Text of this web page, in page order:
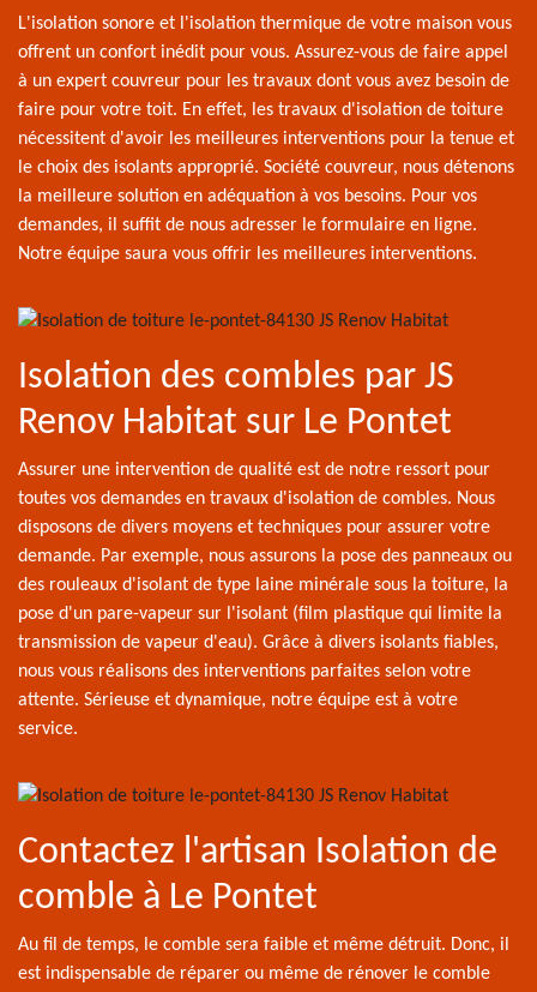
L'isolation sonore et l'isolation thermique de votre maison vous
offrent un confort inédit pour vous. Assurez-vous de faire appel
à un expert couvreur pour les travaux dont vous avez besoin de
faire pour votre toit. En effet, les travaux d'isolation de toiture
nécessitent d'avoir les meilleures interventions pour la tenue et
le choix des isolants approprié. Société couvreur, nous détenons
la meilleure solution en adéquation à vos besoins. Pour vos
demandes, il suffit de nous adresser le formulaire en ligne.
Notre équipe saura vous offrir les meilleures interventions.
Isolation des combles par JS
Renov Habitat sur Le Pontet
Assurer une intervention de qualité est de notre ressort pour
toutes vos demandes en travaux d'isolation de combles. Nous
disposons de divers moyens et techniques pour assurer votre
demande. Par exemple, nous assurons la pose des panneaux ou
des rouleaux d'isolant de type laine minérale sous la toiture, la
pose d'un pare-vapeur sur l'isolant (film plastique qui limite la
transmission de vapeur d'eau). Grâce à divers isolants fiables,
nous vous réalisons des interventions parfaites selon votre
attente. Sérieuse et dynamique, notre équipe est à votre
service.
Contactez l'artisan Isolation de
comble à Le Pontet
Au fil de temps, le comble sera faible et même détruit. Donc, il
est indispensable de réparer ou même de rénover le comble